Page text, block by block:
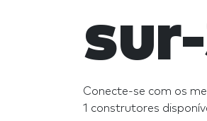
Conecte-se com os
1 construtores